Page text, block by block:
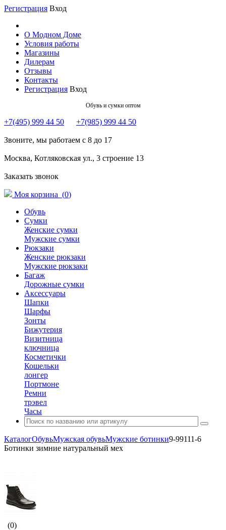
Регистрация Вход
О Модном Доме
Условия работы
Магазины
Дилерам
Отзывы
Контакты
Регистрация Вход
Обувь и сумки оптом
+7(495) 999 44 50 +7(985) 999 44 50
Звоните, мы работаем с 8 до 17
Москва, Котляковская ул., 3 строение 13
Заказать звонок
Моя корзина (0)
Обувь
Сумки
Женские сумки
Мужские сумки
Рюкзаки
Женские рюкзаки
Мужские рюкзаки
Багаж
Дорожные сумки
Аксессуары
Шапки
Шарфы
Зонты
Бижутерия
Визитница
ключница
Косметички
Кошельки
лонгер
Портмоне
Ремни
трэвел
Часы
КаталогОбувьМужская обувьМужские ботинки9-99111-6
Ботинки зимние натуральный мех
(0)